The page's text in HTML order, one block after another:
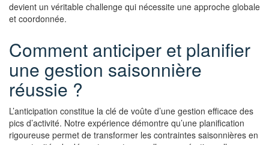
devient un véritable challenge qui nécessite une approche globale
et coordonnée.
Comment anticiper et planifier
une gestion saisonnière
réussie ?
L’anticipation constitue la clé de voûte d’une gestion efficace des
pics d’activité. Notre expérience démontre qu’une planification
rigoureuse permet de transformer les contraintes saisonnières en